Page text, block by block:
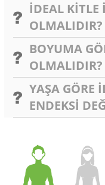
İDEAL KİTLE
OLMALIDIR?
BOYUMA
OLMALIDIR?
YAŞA GÖRE
ENDEKSİ